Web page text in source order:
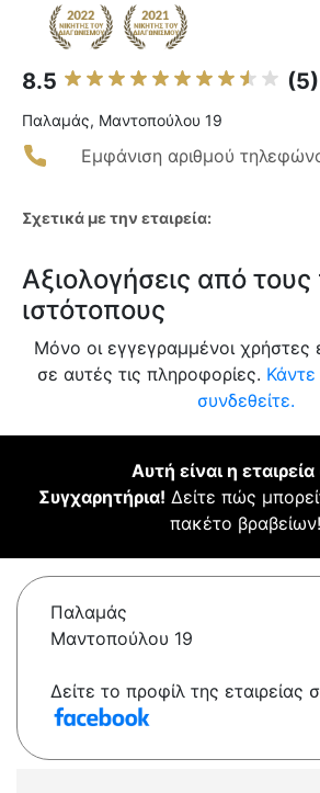
8.5 (5)
Παλαμάς, Μαντοπούλου 19
Εμφάνιση αριθμού
Σχετικά με την εταιρεία:
Αξιολογήσεις από
ιστότοπους
Μόνο οι εγγεγραμμένοι
σε αυτές τις πληροφορίες.
συνδεθείτε.
Αυτή είναι η
Συγχαρητήρια! Δείτε πώς
πακέτο βραβείων!
Παλαμάς
Μαντοπούλου 19
Δείτε το προφίλ της εταιρείας